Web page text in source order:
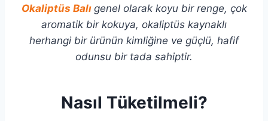
Okaliptüs Balı genel olarak koyu bir renge, çok
aromatik bir kokuya, okaliptüs kaynaklı
herhangi bir ürünün kimliğine ve güçlü, hafif
odunsu bir tada sahiptir.
Nasıl Tüketilmeli?